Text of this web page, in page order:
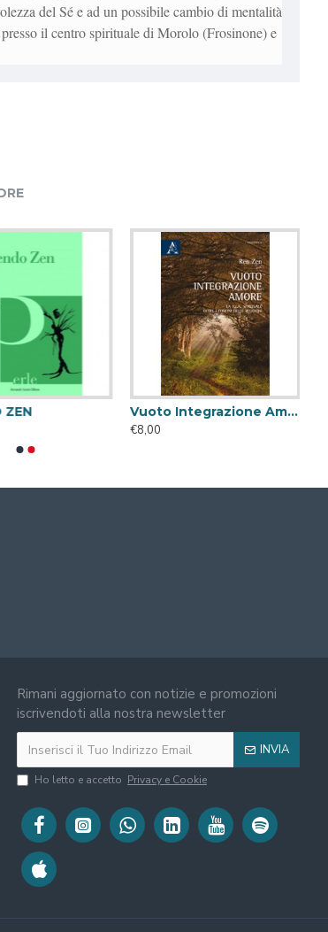
del Sé e ad un possibile cambio di mentalità
il centro spirituale di Morolo (Frosinone) e
ZEN
Vuoto Integrazione Amore
€8,00
Rimani aggiornato con notizie e promozioni
iscrivendoti alla nostra newsletter
INVIA
Ho letto e accetto Privacy e Cookie